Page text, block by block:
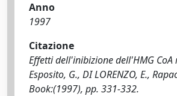
Anno
1997
Citazione
Effetti dell'inibizione dell'HMG
Esposito, G., DI LORENZO, E.,
Book:(1997), pp. 331-332.